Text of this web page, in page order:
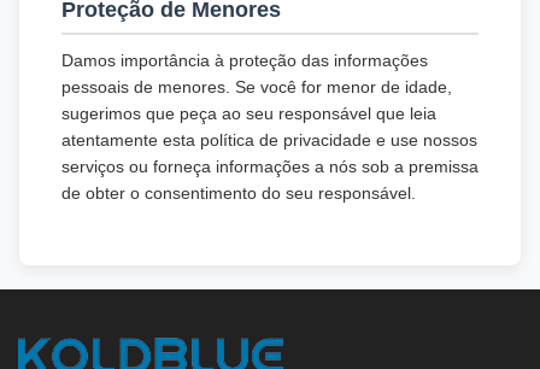
Proteção de Menores
Damos importância à proteção das informações
pessoais de menores. Se você for menor de idade,
sugerimos que peça ao seu responsável que leia
atentamente esta política de privacidade e use nossos
serviços ou forneça informações a nós sob a premissa
de obter o consentimento do seu responsável.